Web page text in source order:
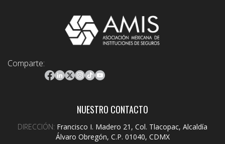
Comparte:
NUESTRO CONTACTO
DIRECCIÓN: Francisco I. Madero 21, Col. Tlacopac, Alcaldía
Álvaro Obregón, C.P. 01040, CDMX